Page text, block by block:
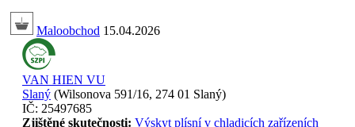
Maloobchod 15.04.2026
VAN HIEN VU
Slaný (Wilsonova 591/16, 274 01 Slaný)
IČ: 25497685
Zjištěné skutečnosti: Výskyt plísní v chladicích zařízeních